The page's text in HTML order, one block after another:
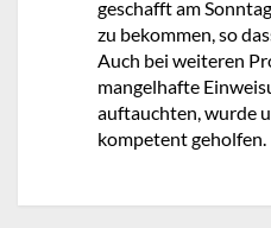
geschafft am
zu bekommen, so
Auch bei weiteren
mangelhafte
auftauchten, wurde
kompetent geholfen.